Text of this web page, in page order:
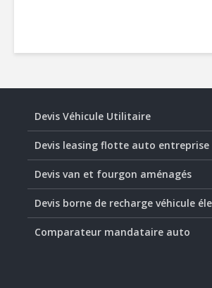
Devis Véhicule Utilitaire
Devis leasing flotte auto entreprise
Devis van et fourgon aménagés
Devis borne de recharge véhicule
Comparateur mandataire auto